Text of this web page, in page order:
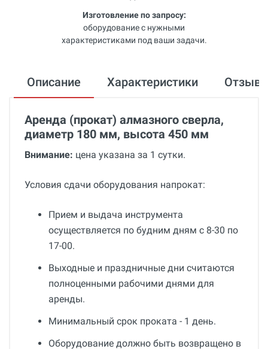
Изготовление по запросу:
оборудование с нужными
характеристиками под ваши задачи.
Описание Характеристики
Аренда (прокат) алмазного сверла,
диаметр 180 мм, высота 450 мм
Внимание: цена указана за 1 сутки.
Условия сдачи оборудования напрокат:
Прием и выдача инструмента
осуществляется по будним дням с 8-30 по
17-00.
Выходные и праздничные дни считаются
полноценными рабочими днями для
аренды.
Минимальный срок проката - 1 день.
Оборудование должно быть возвращено в